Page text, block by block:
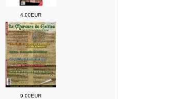
4.00EUR
9.00EUR